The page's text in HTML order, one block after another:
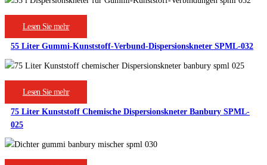
Lesen Sie mehr
55 Liter Gummi-Kunststoff-Verbund-Dispersionskneter SPML-032
Lesen Sie mehr
75 Liter Kunststoff Chemische Dispersionskneter Banbury SPML-
025